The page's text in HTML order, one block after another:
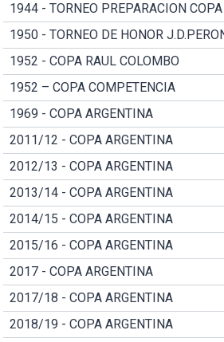
1944 - TORNEO PREPARACION
1950 - TORNEO DE HONOR
1952 - COPA RAUL COLOMBO
1952 – COPA COMPETENCIA
1969 - COPA ARGENTINA
2011/12 - COPA ARGENTINA
2012/13 - COPA ARGENTINA
2013/14 - COPA ARGENTINA
2014/15 - COPA ARGENTINA
2015/16 - COPA ARGENTINA
2017 - COPA ARGENTINA
2017/18 - COPA ARGENTINA
2018/19 - COPA ARGENTINA